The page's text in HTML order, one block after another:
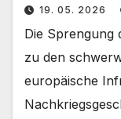
19. 05. 2026
Die Sprengung
zu den
europäische